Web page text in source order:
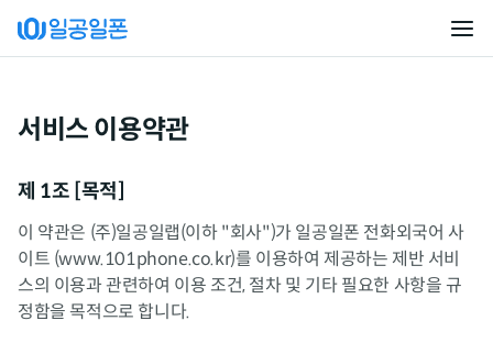
서비스 이용약관
제 1조 [목적]
이 약관은 (주)일공일랩(이하 "회사")가 일공일폰 전화외국어 사
이트 (www.101phone.co.kr)를 이용하여 제공하는 제반 서비
스의 이용과 관련하여 이용 조건, 절차 및 기타 필요한 사항을 규
정함을 목적으로 합니다.